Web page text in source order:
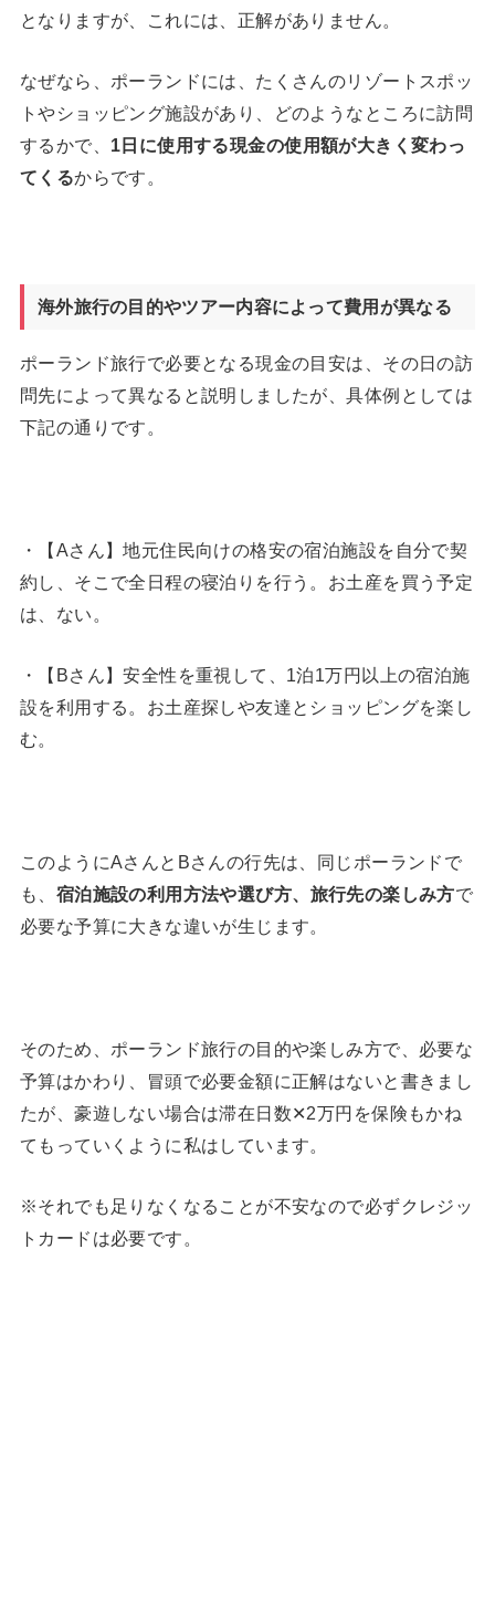
となりますが、これには、正解がありません。
なぜなら、ポーランドには、たくさんのリゾートスポッ
トやショッピング施設があり、どのようなところに訪問
するかで、 1 日に使用する現金の使用額が大きく変わっ
てくるからです。
海外旅行の目的やツアー内容によって費用が異なる
ポーランド旅行で必要となる現金の目安は、その日の訪
問先によって異なると説明しましたが、具体例としては
下記の通りです。
・【Aさん】地元住民向けの格安の宿泊施設を自分で契
約し、そこで全日程の寝泊りを行う。お土産を買う予定
は、ない。
・【Bさん】安全性を重視して、1泊1万円以上の宿泊施
設を利用する。お土産探しや友達とショッピングを楽し
む。
このようにAさんとBさんの行先は、同じポーランドで
も、 宿泊施設の利用方法や選び方、旅行先の楽しみ方で
必要な予算に大きな違いが生じます。
そのため、ポーランド旅行の目的や楽しみ方で、必要な
予算はかわり、冒頭で必要金額に正解はないと書きまし
たが、豪遊しない場合は滞在日数✕2万円を保険もかね
てもっていくように私はしています。
※それでも足りなくなることが不安なので必ずクレジッ
トカードは必要です。